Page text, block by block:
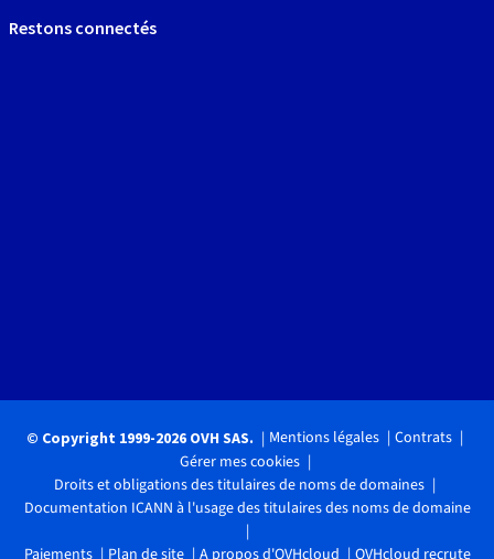
Restons connectés
© Copyright 1999-2026 OVH SAS. Mentions légales
Contrats
Gérer mes cookies
Droits et obligations des titulaires de noms de domaines
Documentation ICANN à l'usage des titulaires des noms de domaine
Paiements Plan de site A propos d'OVHcloud OVHcloud recrute